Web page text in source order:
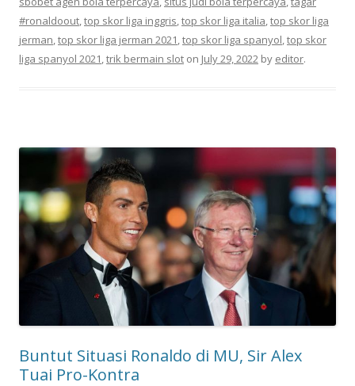
#ronaldoout,top skor liga inggris,top skor liga italia,top skor liga
jerman,top skor liga jerman 2021,top skor liga spanyol,top skor
liga spanyol 2021,trik bermain slot on July 29, 2022 by editor.
Buntut Situasi Ronaldo di MU, Sir Alex
Tuai Pro-Kontra